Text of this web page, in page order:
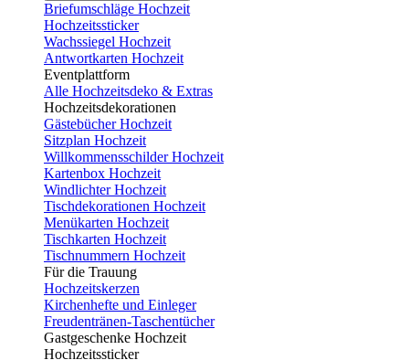
Briefumschläge Hochzeit
Hochzeitssticker
Wachssiegel Hochzeit
Antwortkarten Hochzeit
Eventplattform
Alle Hochzeitsdeko & Extras
Hochzeitsdekorationen
Gästebücher Hochzeit
Sitzplan Hochzeit
Willkommensschilder Hochzeit
Kartenbox Hochzeit
Windlichter Hochzeit
Tischdekorationen Hochzeit
Menükarten Hochzeit
Tischkarten Hochzeit
Tischnummern Hochzeit
Für die Trauung
Hochzeitskerzen
Kirchenhefte und Einleger
Freudentränen-Taschentücher
Gastgeschenke Hochzeit
Hochzeitssticker